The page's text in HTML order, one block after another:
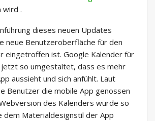
wird .
dieses neuen Updates
neue Benutzeroberfläche für den
eingetroffen ist. Google Kalender für
so umgestaltet, dass es mehr
aussieht und sich anfühlt. Laut
Benutzer die mobile App genossen
des Kalenders wurde so
dem Materialdesignstil der App